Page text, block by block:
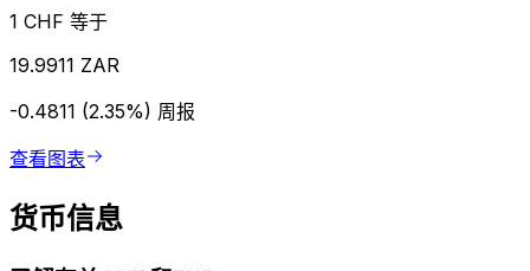
1 CHF 等于
19.9911 ZAR
-0.4811 (2.35%) 周报
查看图表
货币信息